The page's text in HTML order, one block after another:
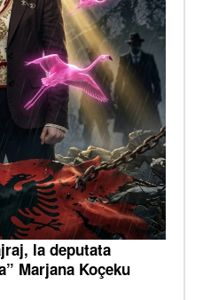
la deputata
Marjana Koçeku